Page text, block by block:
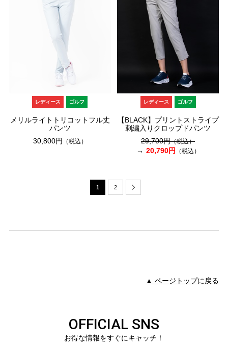
レディース ゴルフ
メリルライトトリコットフル丈
パンツ
30,800円
（税込）
レディース ゴルフ
【BLACK】プリントストライプ
刺繍入りクロップドパンツ
29,700円（税込）
20,790円 （税込）
1 2
▲ ページトップに戻る
OFFICIAL SNS
お得な情報をすぐにキャッチ！